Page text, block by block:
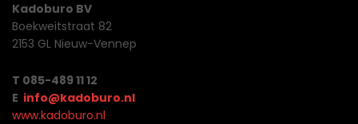
Kadoburo BV
Boekweitstraat 82
2153 GL Nieuw-Vennep
T 085-489 11 12
E info@kadoburo.nl
www.kadoburo.nl